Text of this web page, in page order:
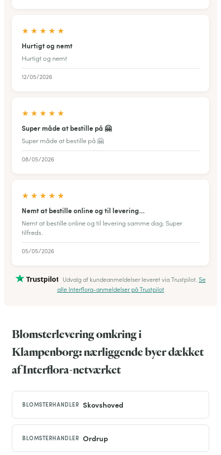
★ ★ ★ ★ ★
Hurtigt og nemt
Hurtigt og nemt
12/05/2026
★ ★ ★ ★ ★
Super måde at bestille på 🤗
Super måde at bestille på 🤗
08/05/2026
★ ★ ★ ★ ★
Nemt at bestille online og til levering…
Nemt at bestille online og til levering samme dag. Super
tilfreds.
05/05/2026
Trustpilot Udvalg af kundeanmeldelser leveret via Trustpilot. Se
alle Interflora-anmeldelser på Trustpilot
Blomsterlevering omkring i
Klampenborg: nærliggende byer dækket
af Interflora-netværket
BLOMSTERHANDLER Skovshoved
BLOMSTERHANDLER Ordrup